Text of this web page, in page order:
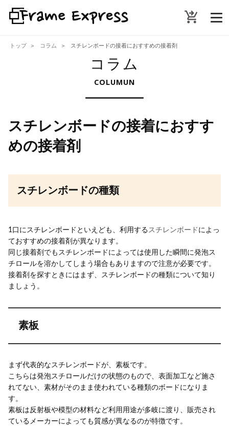
shopping_cart_checkout
トップ コラム スチレンボードの接着におすすめの接着剤
コラム
COLUMUN
スチレンボードの接着におすす
めの接着剤
スチレンボードの種類
1口にスチレンボードといえども、利用するスチレンボード によっ
ておすすめの接着剤が異なります。
同じ接着剤でもスチレンボードによっては使用した瞬間に発泡ス
チロールを溶かしてしまう場合もありますので注意が必要です。
接着剤を探すときにはまず、スチレンボードの種類について知り
ましょう。
素板
まず代表的なスチレンボードが、素板です。
こちらは発泡スチロールだけの状態のもので、表面加工など施さ
れてない、素材がそのまま使われている種類のボードになりま
す。
素板は反射板や模型の材料など利用用途が多岐に渡り、販売され
ているメーカーによっても質感が異なるのが特徴です。